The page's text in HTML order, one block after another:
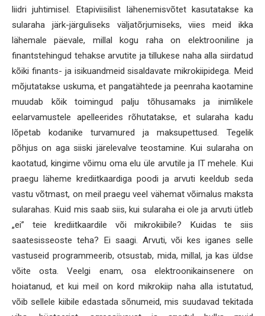
liidri juhtimisel. Etapiviisilist lähenemisvõtet kasutatakse ka
sularaha järk-järguliseks väljatõrjumiseks, viies meid ikka
lähemale päevale, millal kogu raha on elektrooniline ja
finantstehingud tehakse arvutite ja tillukese naha alla siirdatud
kõiki finants- ja isikuandmeid sisaldavate mikrokiipidega. Meid
mõjutatakse uskuma, et pangatähtede ja peenraha kaotamine
muudab kõik toimingud palju tõhusamaks ja inimlikele
eelarvamustele apelleerides rõhutatakse, et sularaha kadu
lõpetab kodanike turvamured ja maksupettused. Tegelik
põhjus on aga siiski järelevalve teostamine. Kui sularaha on
kaotatud, kingime võimu oma elu üle arvutile ja IT mehele. Kui
praegu läheme krediitkaardiga poodi ja arvuti keeldub seda
vastu võtmast, on meil praegu veel vähemat võimalus maksta
sularahas. Kuid mis saab siis, kui sularaha ei ole ja arvuti ütleb
„ei” teie krediitkaardile või mikrokiibile? Kuidas te siis
saatesisseoste teha? Ei saagi. Arvuti, või kes iganes selle
vastuseid programmeerib, otsustab, mida, millal, ja kas üldse
võite osta. Veelgi enam, osa elektroonikainsenere on
hoiatanud, et kui meil on kord mikrokiip naha alla istutatud,
võib sellele kiibile edastada sõnumeid, mis suudavad tekitada